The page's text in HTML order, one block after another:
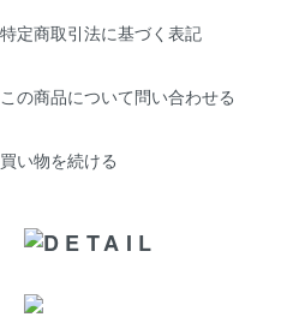
特定商取引法に基づく表記
この商品について問い合わせる
買い物を続ける